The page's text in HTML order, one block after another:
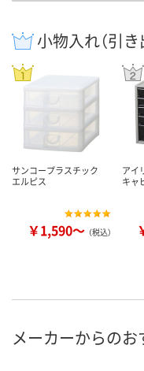
小物入れ（引
サンコープラスチック
エルピス
￥1,590～ （税込）
アイ
キャ
メーカーからのお